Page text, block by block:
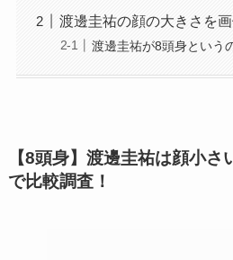
渡邊圭祐の顔の大きさを画
渡邊圭祐が8頭身という
【8頭身】渡邊圭祐は顔小
で比較調査！